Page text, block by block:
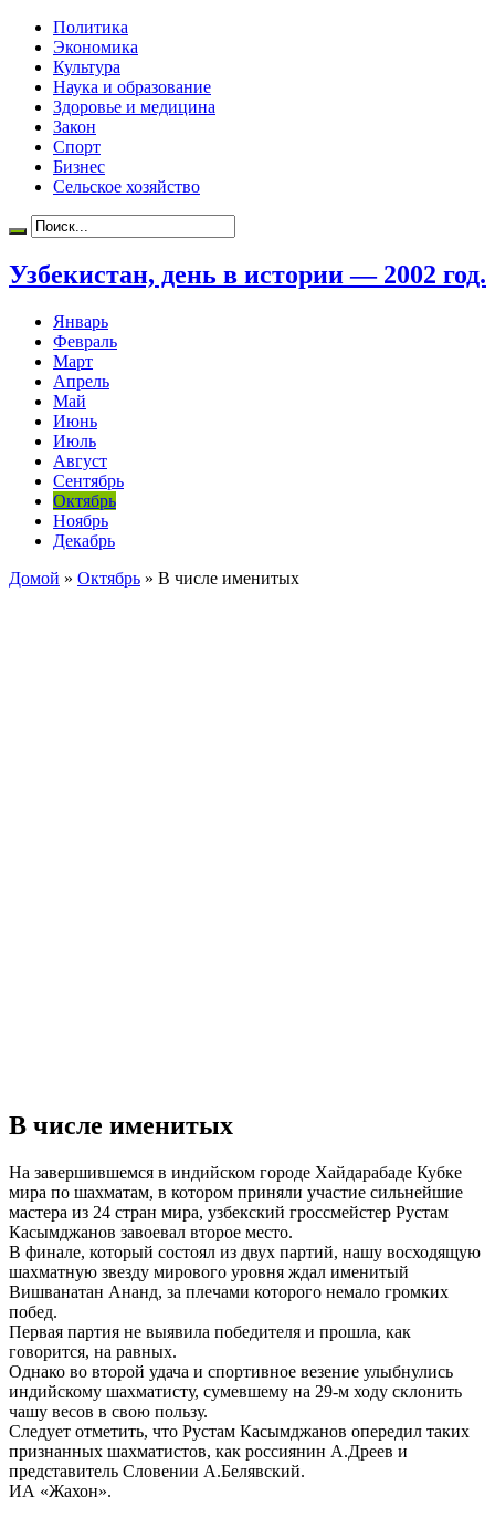
Политика
Экономика
Культура
Наука и образование
Здоровье и медицина
Закон
Спорт
Бизнес
Сельское хозяйство
Узбекистан, день в истории — 2002 год.
Январь
Февраль
Март
Апрель
Май
Июнь
Июль
Август
Сентябрь
Октябрь
Ноябрь
Декабрь
Домой » Октябрь » В числе именитых
В числе именитых
На завершившемся в индийском городе Хайдарабаде Кубке
мира по шахматам, в котором приняли участие сильнейшие
мастера из 24 стран мира, узбекский гроссмейстер Рустам
Касымджанов завоевал второе место.
В финале, который состоял из двух партий, нашу восходящую
шахматную звезду мирового уровня ждал именитый
Вишванатан Ананд, за плечами которого немало громких
побед.
Первая партия не выявила победителя и прошла, как
говорится, на равных.
Однако во второй удача и спортивное везение улыбнулись
индийскому шахматисту, сумевшему на 29-м ходу склонить
чашу весов в свою пользу.
Cледует отметить, что Рустам Касымджанов опередил таких
признанных шахматистов, как россиянин А.Дреев и
представитель Словении А.Белявский.
ИА «Жахон».